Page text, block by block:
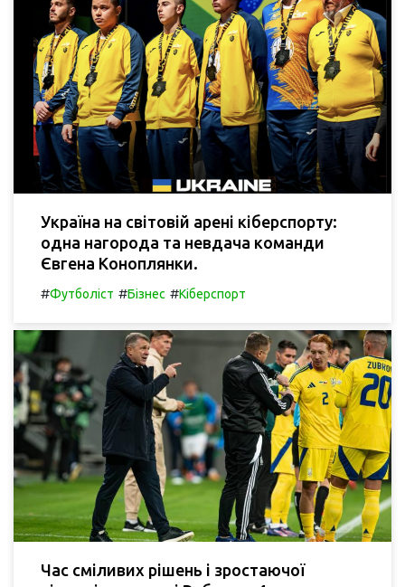
Україна на світовій арені кіберспорту:
одна нагорода та невдача команди
Євгена Коноплянки.
#Футболіст #Бізнес #Кіберспорт
Час сміливих рішень і зростаючої